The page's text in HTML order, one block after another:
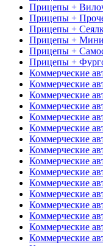
Прицепы +
Прицепы +
Прицепы +
Прицепы +
Прицепы +
Прицепы +
Коммерческие
Коммерческие
Коммерческие
Коммерческие
Коммерческие
Коммерческие
Коммерческие
Коммерческие
Коммерческие
Коммерческие
Коммерческие
Коммерческие
Коммерческие
Коммерческие
Коммерческие
Коммерческие